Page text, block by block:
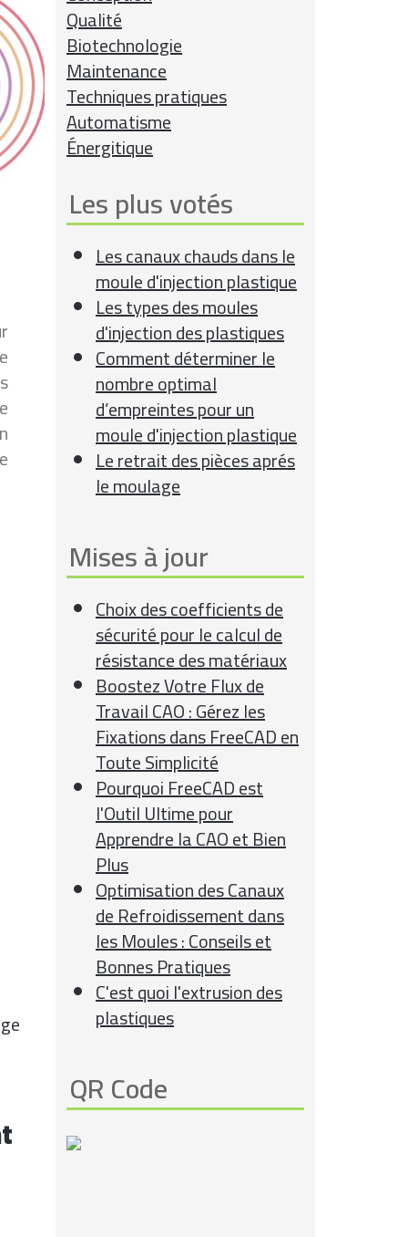
Qualité
Biotechnologie
Maintenance
Techniques pratiques
Automatisme
Énergitique
Les plus votés
Les canaux chauds dans le
moule d'injection plastique
Les types des moules
d'injection des plastiques
Comment déterminer le
nombre optimal
d’empreintes pour un
moule d'injection plastique
Le retrait des pièces aprés
le moulage
Mises à jour
Choix des coefficients de
sécurité pour le calcul de
résistance des matériaux
Boostez Votre Flux de
Travail CAO : Gérez les
Fixations dans FreeCAD en
Toute Simplicité
Pourquoi FreeCAD est
l'Outil Ultime pour
Apprendre la CAO et Bien
Plus
Optimisation des Canaux
de Refroidissement dans
les Moules : Conseils et
Bonnes Pratiques
C'est quoi l'extrusion des
plastiques
QR Code